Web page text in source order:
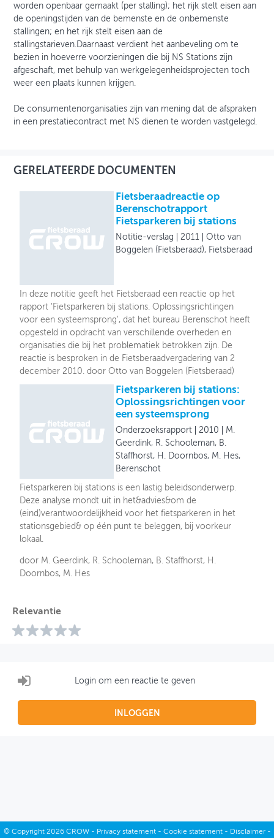
worden openbaar gemaakt (per stalling); het rijk stelt eisen aan
de openingstijden van de bemenste en de onbemenste
stallingen; en het rijk stelt eisen aan de
stallingstarieven.Daarnaast verdient het aanbeveling om te
bezien in hoeverre voorzieningen die bij NS Stations zijn
afgeschaft, met behulp van werkgelegenheidsprojecten toch
weer een plaats kunnen krijgen.
De consumentenorganisaties zijn van mening dat de afspraken
in een prestatiecontract met NS dienen te worden vastgelegd.
GERELATEERDE DOCUMENTEN
Fietsberaadreactie op
Berenschotrapport
Fietsparkeren bij stations
Notitie-verslag 2011
Otto van
Boggelen (Fietsberaad), Fietsberaad
In deze notitie geeft het Fietsberaad een reactie op het
rapport 'Fietsparkeren bij stations. Oplossingsrichtingen
voor een systeemsprong', dat het bureau Berenschot heeft
opgesteld in opdracht van verschillende overheden en
organisaties die bij het problematiek betrokken zijn. De
reactie is besproken in de Fietsberaadvergadering van 2
december 2010. door Otto van Boggelen (Fietsberaad)
Fietsparkeren bij stations:
Oplossingsrichtingen voor
een systeemsprong
Onderzoeksrapport 2010
M.
Geerdink, R. Schooleman, B.
Staffhorst, H. Doornbos, M. Hes,
Berenschot
Fietsparkeren bij stations is een lastig beleidsonderwerp.
Deze analyse mondt uit in het&advies&om de
(eind)verantwoordelijkheid voor het fietsparkeren in het
stationsgebied& op één punt te beleggen, bij voorkeur
lokaal.
door M. Geerdink, R. Schooleman, B. Staffhorst, H.
Doornbos, M. Hes
Relevantie
Login om een reactie te geven
INLOGGEN
© Copyright2026 CROW - Privacy statement- Cookie statement- Disclaimer-